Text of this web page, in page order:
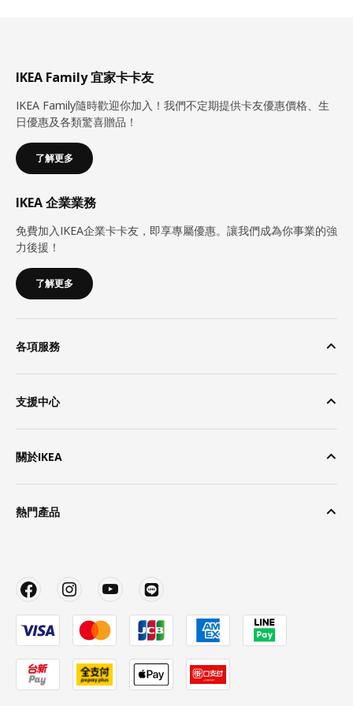
IKEA Family 宜家卡卡友
IKEA Family隨時歡迎你加入！我們不定期提供卡友優惠價格、生
日優惠及各類驚喜贈品！
了解更多
IKEA 企業業務
免費加入IKEA企業卡卡友，即享專屬優惠。讓我們成為你事業的強
力後援！
了解更多
各項服務
支援中心
關於IKEA
熱門產品